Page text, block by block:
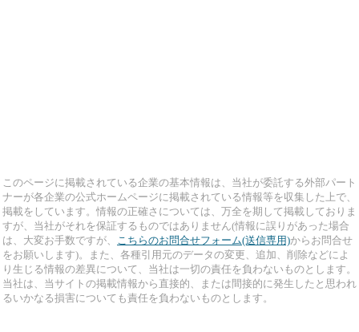
このページに掲載されている企業の基本情報は、当社が委託する外部パート
ナーが各企業の公式ホームページに掲載されている情報等を収集した上で、
掲載をしています。情報の正確さについては、万全を期して掲載しておりま
すが、当社がそれを保証するものではありません(情報に誤りがあった場合
は、大変お手数ですが、 こちらのお問合せフォーム(送信専用)からお問合せ
をお願いします)。また、各種引用元のデータの変更、追加、削除などによ
り生じる情報の差異について、当社は一切の責任を負わないものとします。
当社は、当サイトの掲載情報から直接的、または間接的に発生したと思われ
るいかなる損害についても責任を負わないものとします。